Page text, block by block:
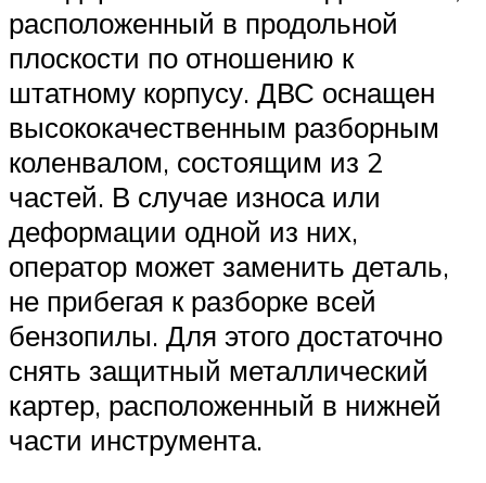
расположенный в продольной
плоскости по отношению к
штатному корпусу. ДВС оснащен
высококачественным разборным
коленвалом, состоящим из 2
частей. В случае износа или
деформации одной из них,
оператор может заменить деталь,
не прибегая к разборке всей
бензопилы. Для этого достаточно
снять защитный металлический
картер, расположенный в нижней
части инструмента.